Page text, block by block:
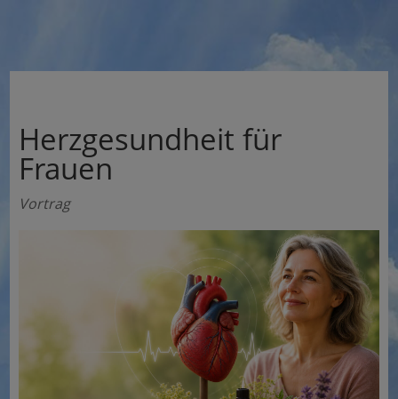
Herzgesundheit für
Frauen
Vortrag